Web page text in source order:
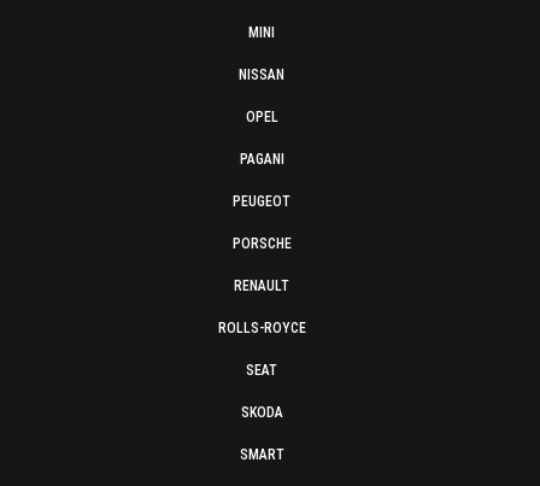
MINI
NISSAN
OPEL
PAGANI
PEUGEOT
PORSCHE
RENAULT
ROLLS-ROYCE
SEAT
SKODA
SMART